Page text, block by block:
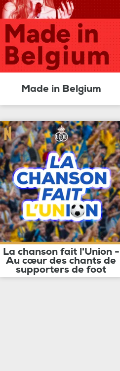
Made in Belgium
La chanson fait l'Union -
Au cœur des chants de
supporters de foot